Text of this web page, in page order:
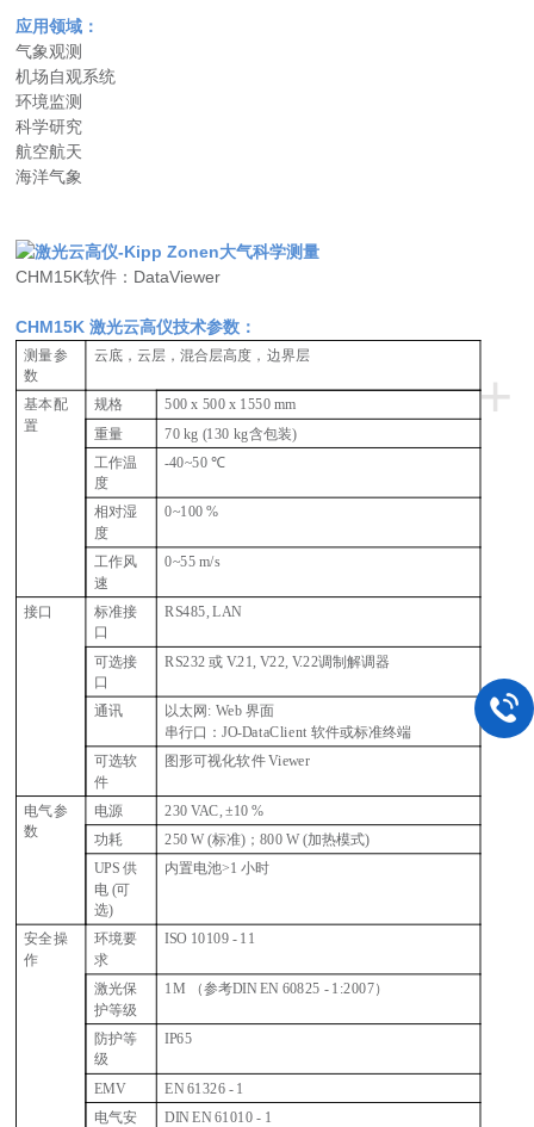
应用领域：
气象观测
机场自观系统
环境监测
科学研究
航空航天
海洋气象
CHM15K软件：DataViewer
CHM15K 激光云高仪技术参数：
+
测量参
数
云底，云层，混合层高度，边界层
基本配
置
规格
500 x 500 x 1550 mm
重量
70 kg (130 kg含包装)
工作温
度
-40~50℃
相对湿
度
0~100 %
工作风
速
0~55 m/s
接口
标准接
口
RS485, LAN
可选接
口
RS232或 V.21, V22, V.22调制解调器
通讯
以太网: Web 界面
串行口：JO-DataClient 软件或标准终端
可选软
件
图形可视化软件 Viewer
电气参
数
电源 230 VAC,±10 %
功耗
250 W (标准)；800 W (加热模式)
UPS供
电 (可
选)
内置电池>1 小时
安全操
作
环境要
求
ISO 10109 - 11
激光保
护等级
1M （参考DIN EN 60825 - 1:2007）
防护等
级
IP65
EMV
EN 61326 - 1
电气安
DIN EN 61010 - 1